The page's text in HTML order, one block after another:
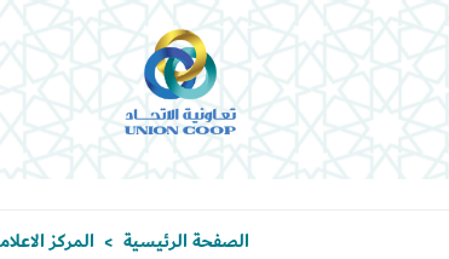
الصفحة الرئيسية > المركز